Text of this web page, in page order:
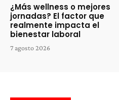
¿Más wellness o mejores
jornadas? El factor que
realmente impacta el
bienestar laboral
7 agosto 2026